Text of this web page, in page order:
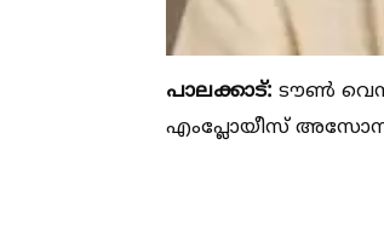
പാലക്കാട്: ടൗണ്‍
എംപ്ലോയീസ്